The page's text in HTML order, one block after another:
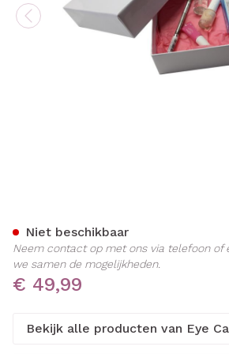
€ 49,99
Niet beschikbaar
Neem contact op met ons via telefoon of
we samen de mogelijkheden.
Bekijk alle producten van Eye